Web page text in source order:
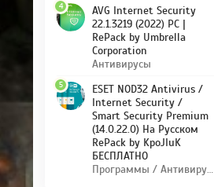
AVG Internet Security
22.1.3219 (2022) PC |
RePack by Umbrella
Corporation
Антивирусы
4
ESET NOD32 Antivirus /
Internet Security /
Smart Security Premium
(14.0.22.0) На Русском
RePack by KpoJIuK
БЕСПЛАТНО
Программы / Антивирусы
5